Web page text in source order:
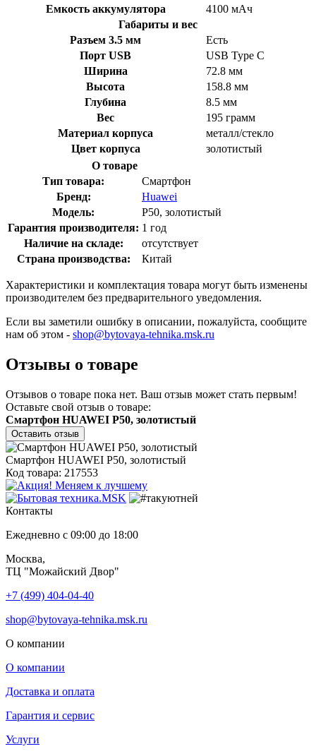
Емкость аккумулятора
4100 мАч
Габариты и вес
Разъем 3.5 мм
Есть
Порт USB
USB Type C
Ширина
72.8 мм
Высота
158.8 мм
Глубина
8.5 мм
Вес
195 грамм
Материал корпуса
металл/стекло
Цвет корпуса
золотистый
О товаре
Тип товара:
Смартфон
Бренд:
Huawei
Модель:
P50, золотистый
Гарантия производителя: 1 год
Наличие на складе:
отсутствует
Страна производства:
Китай
Характеристики и комплектация товара могут быть изменены
производителем без предварительного уведомления.
Если вы заметили ошибку в описании, пожалуйста, сообщите
нам об этом - shop@bytovaya-tehnika.msk.ru
Отзывы о товаре
Отзывов о товаре пока нет. Ваш отзыв может стать первым!
Оставьте свой отзыв о товаре:
Смартфон HUAWEI P50, золотистый
Оставить отзыв
Смартфон HUAWEI P50, золотистый
Код товара: 217553
Контакты
Ежедневно с 09:00 до 18:00
Москва,
ТЦ "Можайский Двор"
+7 (499) 404-04-40
shop@bytovaya-tehnika.msk.ru
О компании
О компании
Доставка и оплата
Гарантия и сервис
Услуги